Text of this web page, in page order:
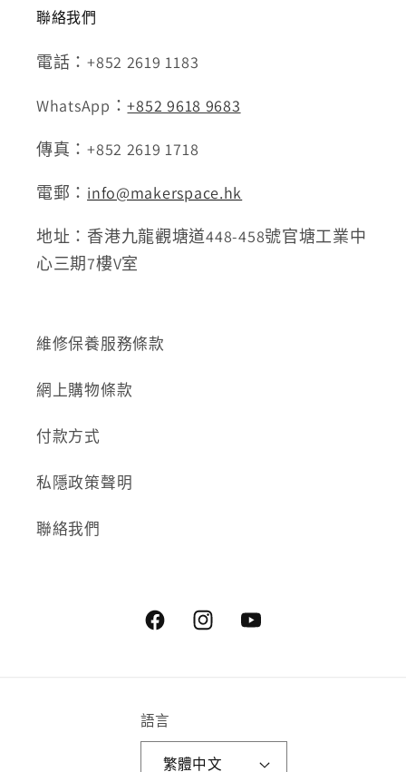
聯絡我們
電話：+852 2619 1183
WhatsApp：+852 9618 9683
傳真：+852 2619 1718
電郵： info@makerspace.hk
地址：香港九龍觀塘道448-458號官塘工業中
心三期7樓V室
維修保養服務條款
網上購物條款
付款方式
私隱政策聲明
聯絡我們
FacebookInstagramYouTube
語言
繁體中文